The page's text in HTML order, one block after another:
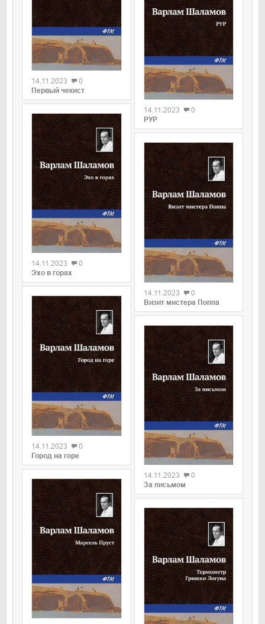
0
14.11.2023
0
Первый чекист
0
14.11.2023
0
Эхо в горах
0
14.11.2023
0
Город на горе
0
0
14.11.2023
0
РУР
0
14.11.2023
0
Визит мистера Поппа
0
14.11.2023
0
За письмом